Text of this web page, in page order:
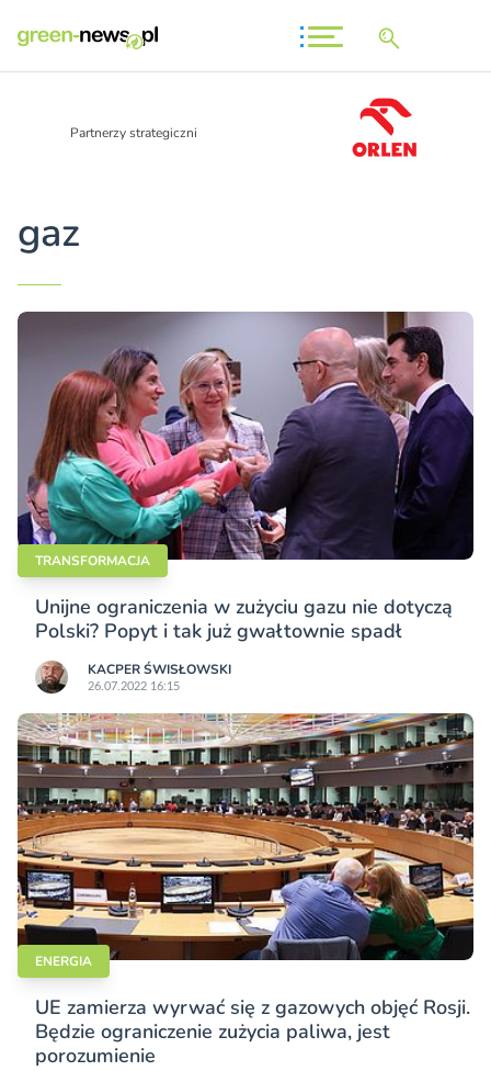
Partnerzy strategiczni
gaz
TRANSFORMACJA
Unijne ograniczenia w zużyciu gazu nie dotyczą
Polski? Popyt i tak już gwałtownie spadł
KACPER ŚWISŁO­WSKI
26.07.2022 16:15
ENERGIA
UE zamierza wyrwać się z gazowych objęć Rosji.
Będzie ograniczenie zużycia paliwa, jest
porozumienie